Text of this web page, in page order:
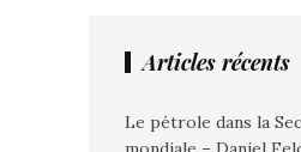
Articles récents
Le pétrole dans la